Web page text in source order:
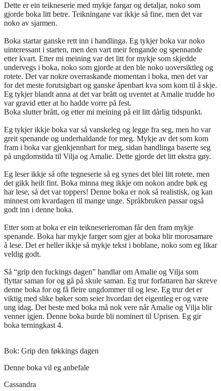
Dette er ein teikneserie med mykje fargar og detaljar, noko som
gjorde boka litt betre. Teikningane var ikkje så fine, men det var
noko av sjarmen.
Boka startar ganske rett inn i handlinga. Eg tykjer boka var noko
uinteressant i starten, men den vart meir fengande og spennande
etter kvart. Etter mi meining var det litt for mykje som skjedde
undervegs i boka, noko som gjorde at den ble noko uoversiktleg og
rotete. Det var nokre overraskande momentan i boka, men det var
for det meste forutsigbart og ganske åpenbart kva som kom til å skje.
Eg tykjer blandt anna at det var brått og uventet at Amalie trudde ho
var gravid etter at ho hadde vorre på fest.
Boka slutter brått, og etter mi meining på eit litt dårlig tidspunkt.
Eg tykjer ikkje boka var så vanskeleg og legge fra seg, men ho var
greit spenande og underhaldande for meg. Mykje av det som kom
fram i boka var gjenkjennbart for meg, sidan handlinga baserte seg
på ungdomstida til Vilja og Amalie. Dette gjorde det litt ekstra gøy.
Eg leser ikkje så ofte tegneserie så eg synes det blei litt rotete, men
det gikk heilt fint. Boka minna meg ikkje om nokon andre bøk eg
har lese, så det var toppers! Denne boka er nok så realistisk, og kan
minnest om kvardagen til mange unge. Språkbruken passar også
godt inn i denne boka.
Etter som at boka er ein teikneserieroman får den fram mykje
spenande. Boka har mykje farger som gjer at boka blir morosamare
å lese. Det er heller ikkje så mykje tekst i boblane, noko som eg likar
veldig godt.
Så “grip den fuckings dagen” handlar om Amalie og Vilja som
flyttar saman for og gå på skule saman. Eg trur forfattaren har skreve
denne boka for og få fleire ungdommer til og lese. Eg trur det er
viktig med slike bøker som seier hvordan det eigentleg er og være
ung idag. Det beste med boka må nok vere når Amalie og Vilja blir
venner igjen. Denne boka burde bli nominert til Uprisen. Eg gir
boka terningkast 4.
Bok: Grip den føkkings dagen
Denne boka vil eg anbefale
Cassandra